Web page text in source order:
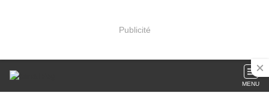
Publicité
MENU